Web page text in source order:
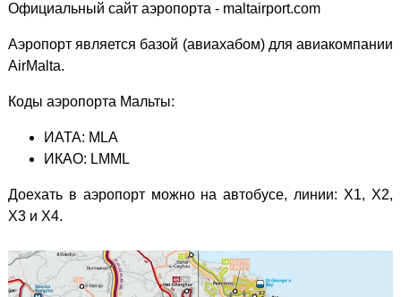
Официальный сайт аэропорта - maltairport.com
Аэропорт является базой (авиахабом) для авиакомпании
AirMalta.
Коды аэропорта Мальты:
ИАТА: MLA
ИКАО: LMML
Доехать в аэропорт можно на автобусе, линии: X1, X2,
X3 и X4.